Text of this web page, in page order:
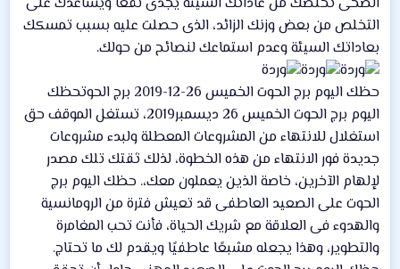
التخلص من بعض وزنك الزائد، الذى حصلت عليه بسبب تمسكك
بعاداتك السيئة وعدم استماعك لنصائح من حولك.
حظك اليوم برج الحوت الخميس 26-12-2019 برج الحوتحظك
اليوم برج الحوت الخميس 26 ديسمبر2019، تستغل الموقف حق
استغلال للانتهاء من المشروعات المعطلة ولبدء مشروعات
جديدة فور الانتهاء من هذه الخطوة، لذلك ثقتك تلك مصدر
لإلهام الآخرين، خاصة الذين يعملون معك،. حظك اليوم برج
الحوت على الصعيد العاطفى قد تعيش فترة من الرومانسية
والهدوء فى العلاقة مع شريك الحياة، فأنت تحب المغامرة
والتطوير، وهذا يجعله مشبعًا عاطفيًا ويقدم لك ما تحتاج.